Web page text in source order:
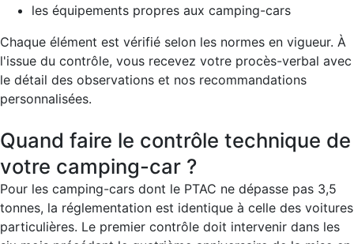
les équipements propres aux camping-cars
Chaque élément est vérifié selon les normes en vigueur. À
l'issue du contrôle, vous recevez votre procès-verbal avec
le détail des observations et nos recommandations
personnalisées.
Quand faire le contrôle technique de
votre camping-car ?
Pour les camping-cars dont le PTAC ne dépasse pas 3,5
tonnes, la réglementation est identique à celle des voitures
particulières. Le premier contrôle doit intervenir dans les